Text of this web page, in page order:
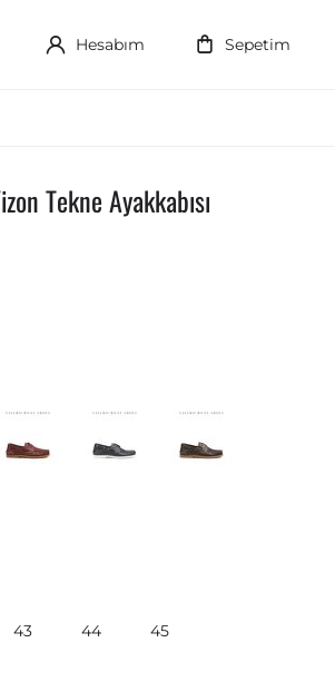
Hesabım Sepetim
Tekne Ayakkabısı
43 44 45